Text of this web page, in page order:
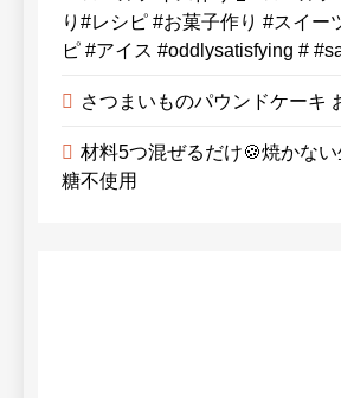
り#レシピ #お菓子作り #スイー
ピ #アイス #oddlysatisfying #
さつまいものパウンドケーキ
材料5つ混ぜるだけ🍪焼かな
糖不使用